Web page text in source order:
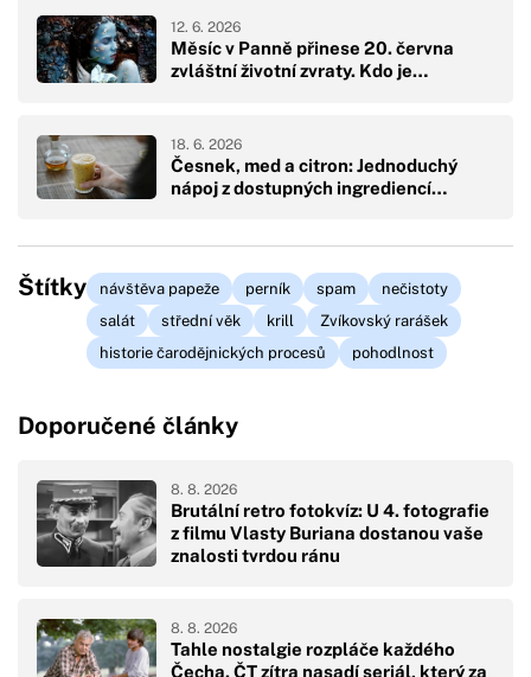
Měsíc v Panně přinese 20. června
zvláštní životní zvraty. Kdo je…
12. 6. 2026
Česnek, med a citron: Jednoduchý
nápoj z dostupných ingrediencí…
18. 6. 2026
Štítky návštěva papeže perník spam
nečistoty
salát
střední věk krill
Zvíkovský rarášek
historie čarodějnických procesů
pohodlnost
Doporučené články
Brutální retro fotokvíz: U 4. fotografie
z filmu Vlasty Buriana dostanou vaše
znalosti tvrdou ránu
8. 8. 2026
Tahle nostalgie rozpláče každého
Čecha. ČT zítra nasadí seriál, který za
8. 8. 2026